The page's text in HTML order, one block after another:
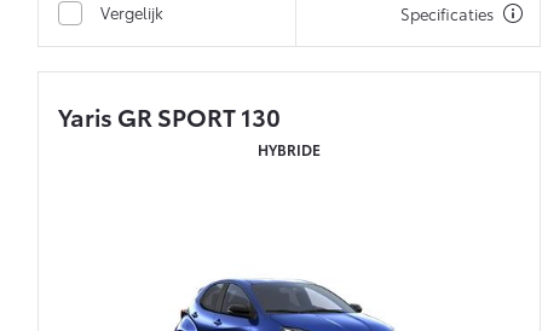
Vergelijk Specificaties
Yaris GR SPORT 130
HYBRIDE